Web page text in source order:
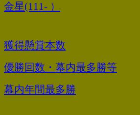
金星(111- ）
獲得懸賞本数
優勝回数・幕内最多勝等
幕内年間最多勝